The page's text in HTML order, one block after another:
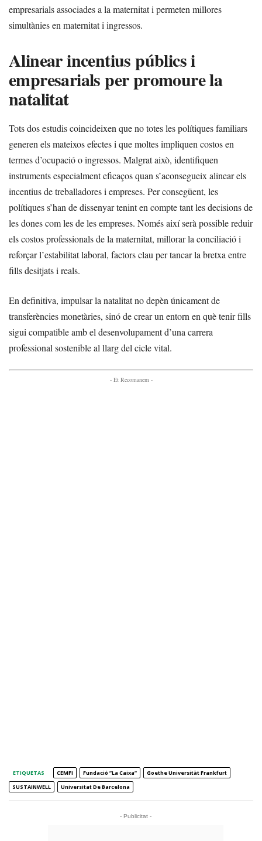
empresarials associades a la maternitat i permeten millores
simultànies en maternitat i ingressos.
Alinear incentius públics i
empresarials per promoure la
natalitat
Tots dos estudis coincideixen que no totes les polítiques familiars
generen els mateixos efectes i que moltes impliquen costos en
termes d’ocupació o ingressos. Malgrat això, identifiquen
instruments especialment eficaços quan s’aconsegueix alinear els
incentius de treballadores i empreses. Per consegüent, les
polítiques s’han de dissenyar tenint en compte tant les decisions de
les dones com les de les empreses. Només així serà possible reduir
els costos professionals de la maternitat, millorar la conciliació i
reforçar l’estabilitat laboral, factors clau per tancar la bretxa entre
fills desitjats i reals.
En definitiva, impulsar la natalitat no depèn únicament de
transferències monetàries, sinó de crear un entorn en què tenir fills
sigui compatible amb el desenvolupament d’una carrera
professional sostenible al llarg del cicle vital.
- Et Recomanem -
ETIQUETAS CEMFI Fundació ”la Caixa”
Goethe Universität Frankfurt
SUSTAINWELL
Universitat De Barcelona
- Publicitat -